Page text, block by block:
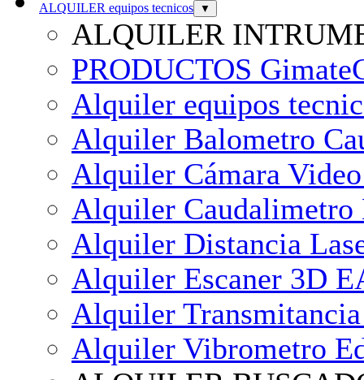
ALQUILER equipos tecnicos ▼
ALQUILER
PRODUCTOS
Alquiler equipos
Alquiler Balometro
Alquiler Cámara
Alquiler Caudalimetro
Alquiler Distancia
Alquiler Escaner 3D
Alquiler
Alquiler Vibrometro